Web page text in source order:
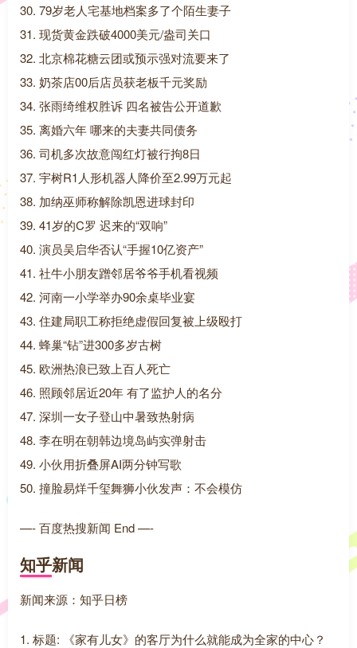
30. 79岁老人宅基地档案多了个陌生妻子
31. 现货黄金跌破4000美元/盎司关口
32. 北京棉花糖云团或预示强对流要来了
33. 奶茶店00后店员获老板千元奖励
34. 张雨绮维权胜诉 四名被告公开道歉
35. 离婚六年 哪来的夫妻共同债务
36. 司机多次故意闯红灯被行拘8日
37. 宇树R1人形机器人降价至2.99万元起
38. 加纳巫师称解除凯恩进球封印
39. 41岁的C罗 迟来的“双响”
40. 演员吴启华否认“手握10亿资产”
41. 社牛小朋友蹭邻居爷爷手机看视频
42. 河南一小学举办90余桌毕业宴
43. 住建局职工称拒绝虚假回复被上级殴打
44. 蜂巢“钻”进300多岁古树
45. 欧洲热浪已致上百人死亡
46. 照顾邻居近20年 有了监护人的名分
47. 深圳一女子登山中暑致热射病
48. 李在明在朝韩边境岛屿实弹射击
49. 小伙用折叠屏AI两分钟写歌
50. 撞脸易烊千玺舞狮小伙发声：不会模仿
—- 百度热搜新闻 End —-
知乎新闻
新闻来源：知乎日榜
1. 标题: 《家有儿女》的客厅为什么就能成为全家的中心？